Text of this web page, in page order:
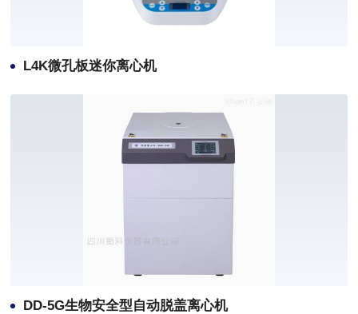
L4K微孔板迷你离心机
DD-5G生物安全型自动脱盖离心机